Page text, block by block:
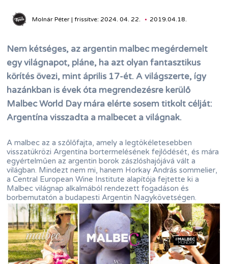
Molnár Péter | frissítve: 2024. 04. 22. 2019.04.18.
Nem kétséges, az argentin malbec megérdemelt
egy világnapot, pláne, ha azt olyan fantasztikus
körítés övezi, mint április 17-ét. A világszerte, így
hazánkban is évek óta megrendezésre kerülő
Malbec World Day mára elérte sosem titkolt célját:
Argentína visszadta a malbecet a világnak.
A malbec az a szőlőfajta, amely a legtökéletesebben
visszatükrözi Argentína bortermelésének fejlődését, és mára
egyértelműen az argentin borok zászlóshajójává vált a
világban. Mindezt nem mi, hanem Horkay András sommelier,
a Central European Wine Institute alapítója fejtette ki a
Malbec világnap alkalmából rendezett fogadáson és
borbemutatón a budapesti Argentin Nagykövetségen.